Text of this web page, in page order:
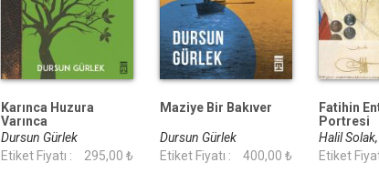
Karınca Huzura
Varınca
Dursun Gürlek
Etiket Fiyatı :
295,00 ₺
Maziye Bir Bakıver
Dursun Gürlek
Etiket Fiyatı :
400,00 ₺
Fatihin
Portresi
Halil
Erünsal
Etiket